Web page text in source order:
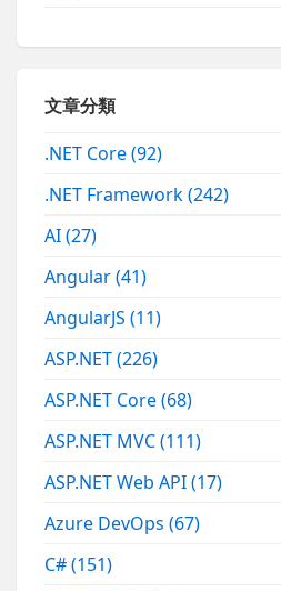
文章分類
.NET Core(92)
.NET Framework(242)
AI(27)
Angular(41)
AngularJS(11)
ASP.NET(226)
ASP.NET Core(68)
ASP.NET MVC(111)
ASP.NET Web API(17)
Azure DevOps(67)
C#(151)